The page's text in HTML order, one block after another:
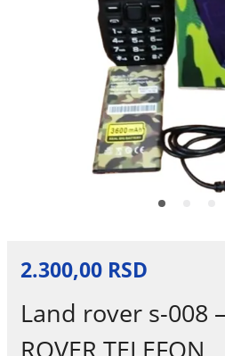
2.300,00 RSD
Land rover s-008
ROVER TELEFON